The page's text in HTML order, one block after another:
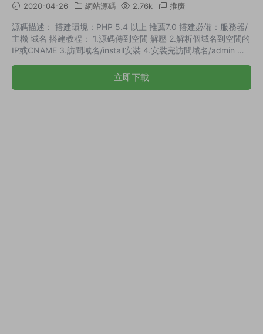
2020-04-26 網站源碼 2.76k 推廣
源碼描述： 搭建環境：PHP 5.4 以上 推薦7.0 搭建必備：服務器/
主機 域名 搭建教程： 1.源碼傳到空間 解壓 2.解析個域名到空間的
IP或CNAME 3.訪問域名/install安裝 4.安裝完訪問域名/admin 配
付、支付寶當面付；支持QQ官方掃碼支付、手機支付；支持微信
pc掃碼、jsapi公衆号支付、微信h5；官方碼支付等等 6.完美運營
立即下載